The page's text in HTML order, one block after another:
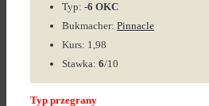
Typ: -6 OKC
Bukmacher: Pinnacle
Kurs: 1,98
Stawka: 6/10
Typ przegrany